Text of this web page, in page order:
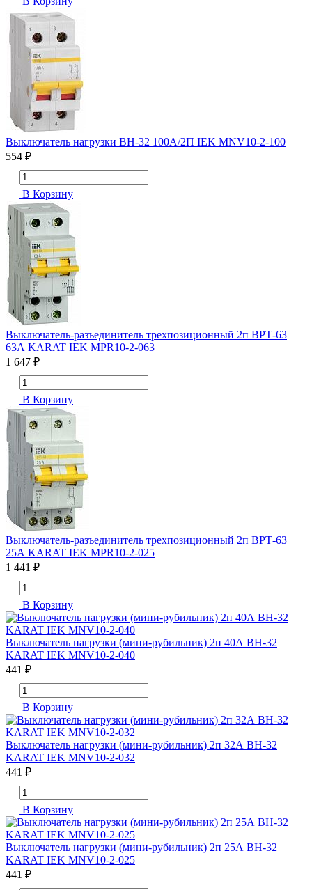
Выключатель нагрузки ВН-32 100А/2П IEK MNV10-2-100
554 ₽
В Корзину
Выключатель-разъединитель трехпозиционный 2п ВРТ-63
63А KARAT IEK MPR10-2-063
1 647 ₽
В Корзину
Выключатель-разъединитель трехпозиционный 2п ВРТ-63
25А KARAT IEK MPR10-2-025
1 441 ₽
В Корзину
Выключатель нагрузки (мини-рубильник) 2п 40А ВН-32
KARAT IEK MNV10-2-040
441 ₽
В Корзину
Выключатель нагрузки (мини-рубильник) 2п 32А ВН-32
KARAT IEK MNV10-2-032
441 ₽
В Корзину
Выключатель нагрузки (мини-рубильник) 2п 25А ВН-32
KARAT IEK MNV10-2-025
441 ₽